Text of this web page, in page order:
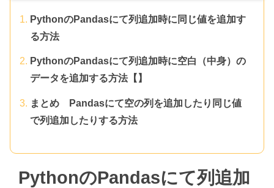
PythonのPandasにて列追加時に同じ値を追加す
る方法
PythonのPandasにて列追加時に空白（中身）の
データを追加する方法【】
まとめ Pandasにて空の列を追加したり同じ値
で列追加したりする方法
PythonのPandasにて列追加